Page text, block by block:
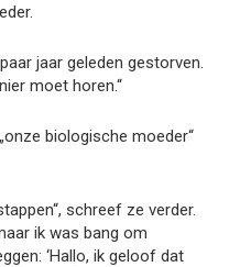
jaar geleden gestorven.
moet horen.“
biologische moeder“
schreef ze verder.
ik was bang om
‘Hallo, ik geloof dat